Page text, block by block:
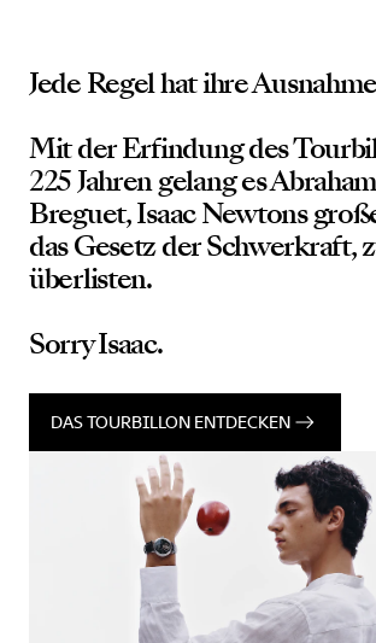
Jede Regel hat ihre
Mit der Erfindung des
225 Jahren gelang es
Breguet, Isaac Newtons
das Gesetz der Schwerkraft,
überlisten.
Sorry Isaac.
DAS TOURBILLON ENTDECKEN